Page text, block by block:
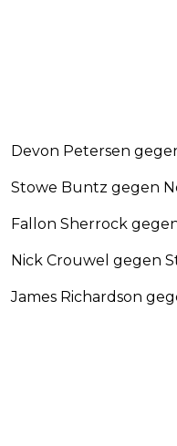
Devon Petersen
Stowe Buntz gegen
Fallon Sherrock
Nick Crouwel gegen
James Richardson